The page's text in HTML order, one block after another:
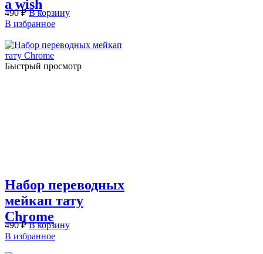
a wish
490₽ В корзину
В избранное
Быстрый просмотр
Набор переводных
мейкап тату
Chrome
490₽ В корзину
В избранное